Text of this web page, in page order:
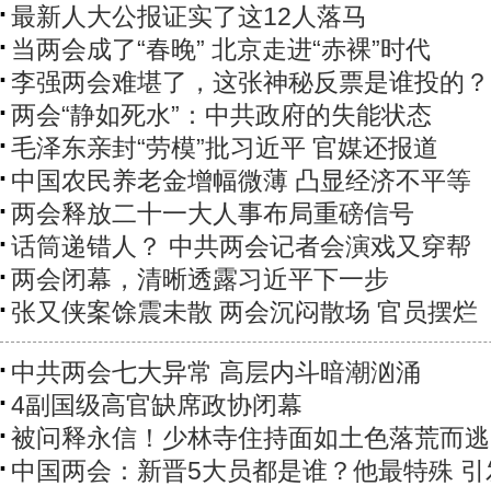
最新人大公报证实了这12人落马
当两会成了“春晚” 北京走进“赤裸”时代
李强两会难堪了，这张神秘反票是谁投的？
两会“静如死水”：中共政府的失能状态
毛泽东亲封“劳模”批习近平 官媒还报道
中国农民养老金增幅微薄 凸显经济不平等
两会释放二十一大人事布局重磅信号
话筒递错人？ 中共两会记者会演戏又穿帮
两会闭幕，清晰透露习近平下一步
张又侠案馀震未散 两会沉闷散场 官员摆烂
中共两会七大异常 高层内斗暗潮汹涌
4副国级高官缺席政协闭幕
被问释永信！少林寺住持面如土色落荒而逃
中国两会：新晋5大员都是谁？他最特殊